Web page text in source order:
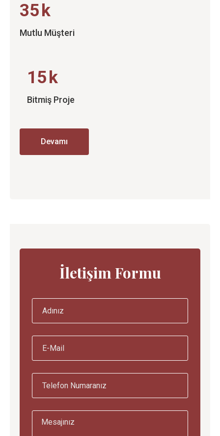
35 k
Mutlu Müşteri
15 k
Bitmiş Proje
Devamı
İletişim Formu